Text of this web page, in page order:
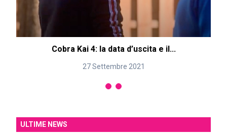
Cobra Kai 4: la data d’uscita e il...
27 Settembre 2021
ULTIME NEWS